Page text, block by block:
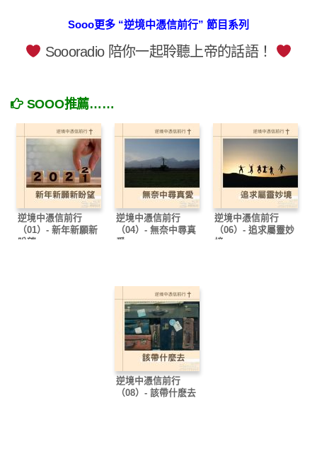
Sooo更多 “逆境中憑信前行” 節目系列
Soooradio 陪你一起聆聽上帝的話語！
SOOO推薦……
逆境中憑信前行
（01）- 新年新願新
盼望
逆境中憑信前行
（04）- 無奈中尋真
愛
逆境中憑信前行
（06）- 追求屬靈妙
境
逆境中憑信前行
（08）- 該帶什麽去